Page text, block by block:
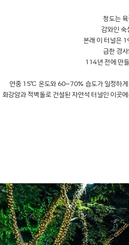
청도는
감와인 숙
본래 이 터널은
급한 경
114년 전에 만
연중 15℃ 온도와 60~70% 습도가 일정하게
화강암과 적벽돌로 건설된 자연석 터널인 이곳